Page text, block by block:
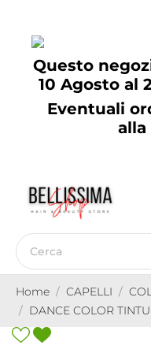
Questo
10 Agosto al
Eventuali
Home CAPELLI
DANCE COLOR